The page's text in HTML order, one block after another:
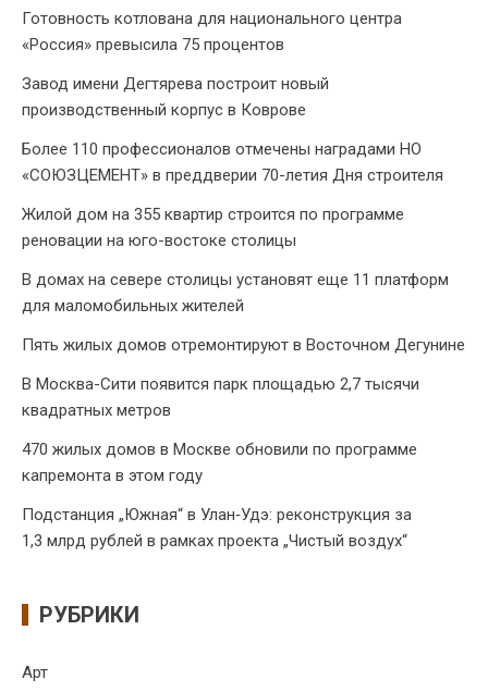
Готовность котлована для национального центра
«Россия» превысила 75 процентов
Завод имени Дегтярева построит новый
производственный корпус в Коврове
Более 110 профессионалов отмечены наградами НО
«СОЮЗЦЕМЕНТ» в преддверии 70-летия Дня строителя
Жилой дом на 355 квартир строится по программе
реновации на юго-востоке столицы
В домах на севере столицы установят еще 11 платформ
для маломобильных жителей
Пять жилых домов отремонтируют в Восточном Дегунине
В Москва-Сити появится парк площадью 2,7 тысячи
квадратных метров
470 жилых домов в Москве обновили по программе
капремонта в этом году
Подстанция „Южная“ в Улан‑Удэ: реконструкция за
1,3 млрд рублей в рамках проекта „Чистый воздух“
РУБРИКИ
Арт